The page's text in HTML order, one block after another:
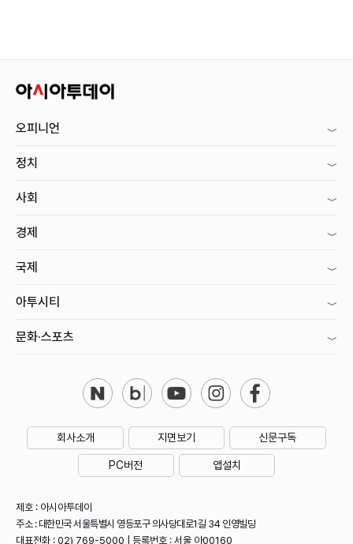
오피니언
정치
사회
경제
국제
아투시티
문화·스포츠
회사소개 지면보기 신문구독
PC버전 앱설치
제호 : 아시아투데이
주소 : 대한민국 서울특별시 영등포구 의사당대로1길 34 인영빌딩
대표전화 : 02) 769-5000 | 등록번호 : 서울 아00160